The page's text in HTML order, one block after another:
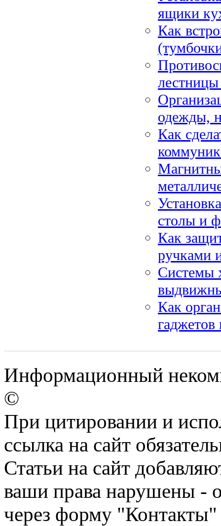
ящики
Как
одежды,
Как
столы и
Как
ручками
Системы
Как
Информационный
©
При цитировании и
ссылка на сайт
Статьи на сайт
ваши права нарушены -
через форму "Контакты"